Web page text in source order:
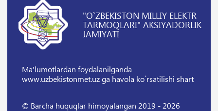
"O`ZBEKISTON MILLIY ELEKTR
TARMOQLARI" AKSIYADORLIK
JAMIYATI
Ma'lumotlardan foydalanilganda
www.uzbekistonmet.uz ga havola ko`rsatilishi shart
© Barcha huquqlar himoyalangan 2019 - 2026